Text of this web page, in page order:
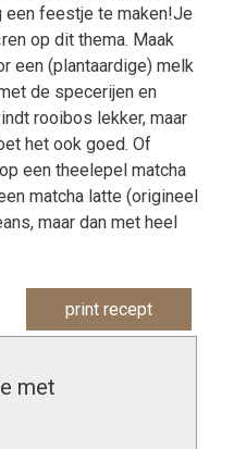
een feestje te maken!Je
op dit thema. Maak
een (plantaardige) melk
de specerijen en
rooibos lekker, maar
het ook goed. Of
een theelepel matcha
matcha latte (origineel
maar dan met heel
print recept
met